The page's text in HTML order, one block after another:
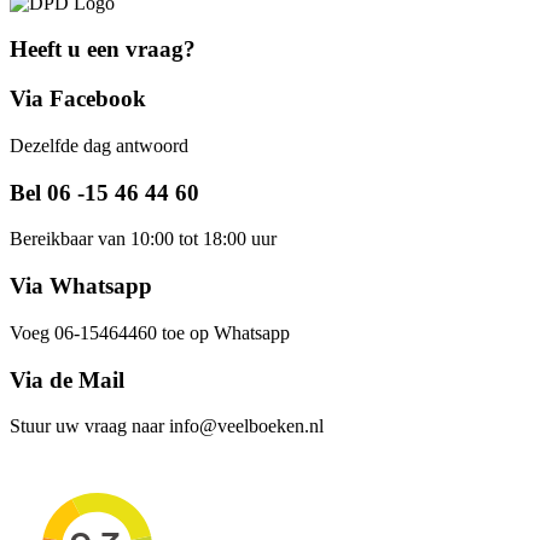
Heeft u een vraag?
Via Facebook
Dezelfde dag antwoord
Bel 06 -15 46 44 60
Bereikbaar van 10:00 tot 18:00 uur
Via Whatsapp
Voeg 06-15464460 toe op Whatsapp
Via de Mail
Stuur uw vraag naar info@veelboeken.nl